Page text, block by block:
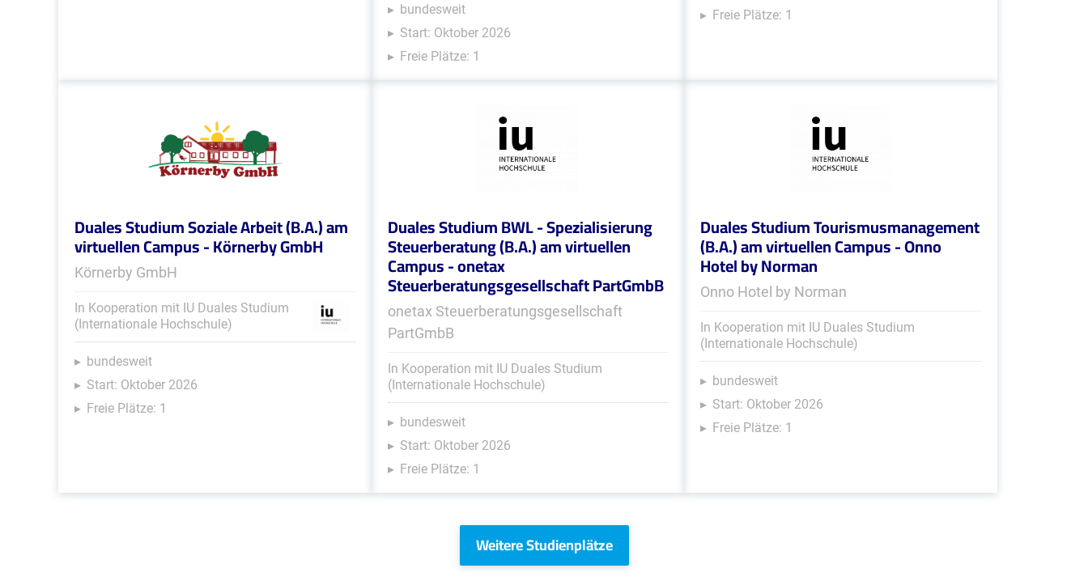
bundesweit
Start: Oktober 2026
Freie Plätze: 1
Freie Plätze: 1
Duales Studium Soziale Arbeit (B.A.) am
virtuellen Campus - Körnerby GmbH
Körnerby GmbH
In Kooperation mit IU Duales Studium
(Internationale Hochschule)
bundesweit
Start: Oktober 2026
Freie Plätze: 1
Duales Studium BWL - Spezialisierung
Steuerberatung (B.A.) am virtuellen
Campus - onetax
Steuerberatungsgesellschaft PartGmbB
onetax Steuerberatungsgesellschaft
PartGmbB
In Kooperation mit IU Duales Studium
(Internationale Hochschule)
bundesweit
Start: Oktober 2026
Freie Plätze: 1
Duales Studium Tourismusmanagement
(B.A.) am virtuellen Campus - Onno
Hotel by Norman
Onno Hotel by Norman
In Kooperation mit IU Duales Studium
(Internationale Hochschule)
bundesweit
Start: Oktober 2026
Freie Plätze: 1
Weitere Studienplätze